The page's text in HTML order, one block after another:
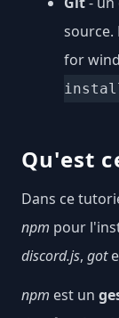
source.
for
Qu'est
Dans ce
npm pour
discord.js, got
npm est un